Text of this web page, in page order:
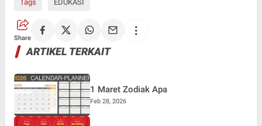
Tags EDUKASI
Share
ARTIKEL TERKAIT
1 Maret Zodiak Apa
Feb 28, 2026